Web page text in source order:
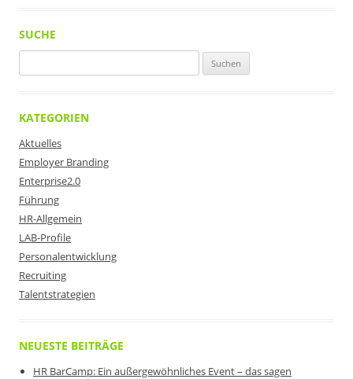
SUCHE
nach:
KATEGORIEN
Aktuelles
Employer Branding
Enterprise2.0
Führung
HR-Allgemein
LAB-Profile
Personalentwicklung
Recruiting
Talentstrategien
NEUESTE BEITRÄGE
HR BarCamp: Ein außergewöhnliches Event – das sagen